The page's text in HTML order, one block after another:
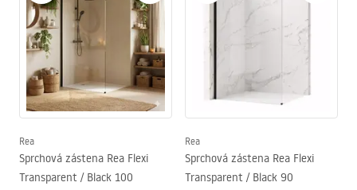
Rea
Sprchová zástena Rea Flexi
Transparent / Black 100
Rea
Sprchová zástena Rea Flexi
Transparent / Black 90